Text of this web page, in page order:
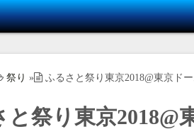
祭り » ふるさと祭り東京2018@東京ド
と祭り東京2018@